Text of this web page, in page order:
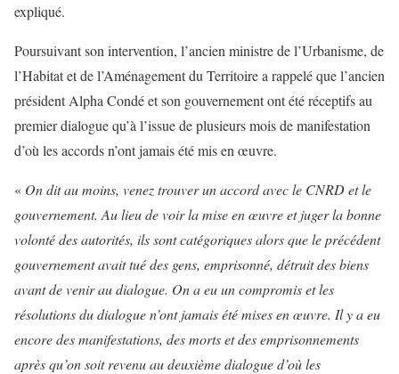
expliqué.
Poursuivant son intervention, l’ancien ministre de l’Urbanisme, de
l’Habitat et de l’Aménagement du Territoire a rappelé que l’ancien
président Alpha Condé et son gouvernement ont été réceptifs au
premier dialogue qu’à l’issue de plusieurs mois de manifestation
d’où les accords n’ont jamais été mis en œuvre.
« On dit au moins, venez trouver un accord avec le CNRD et le
gouvernement. Au lieu de voir la mise en œuvre et juger la bonne
volonté des autorités, ils sont catégoriques alors que le précédent
gouvernement avait tué des gens, emprisonné, détruit des biens
avant de venir au dialogue. On a eu un compromis et les
résolutions du dialogue n’ont jamais été mises en œuvre. Il y a eu
encore des manifestations, des morts et des emprisonnements
après qu’on soit revenu au deuxième dialogue d’où les